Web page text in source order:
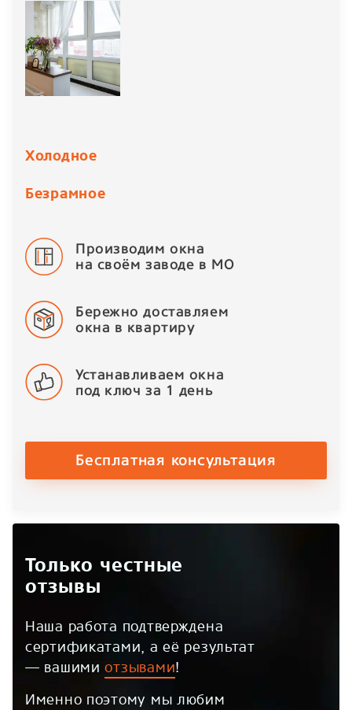
Холодное
Безрамное
Производим окна
на своём заводе в МО
Бережно доставляем
окна в квартиру
Устанавливаем окна
под ключ за 1 день
Бесплатная консультация
Только честные
отзывы
Наша работа подтверждена
сертификатами, а её результат
— вашимиотзывами!
Именно поэтому мы любим